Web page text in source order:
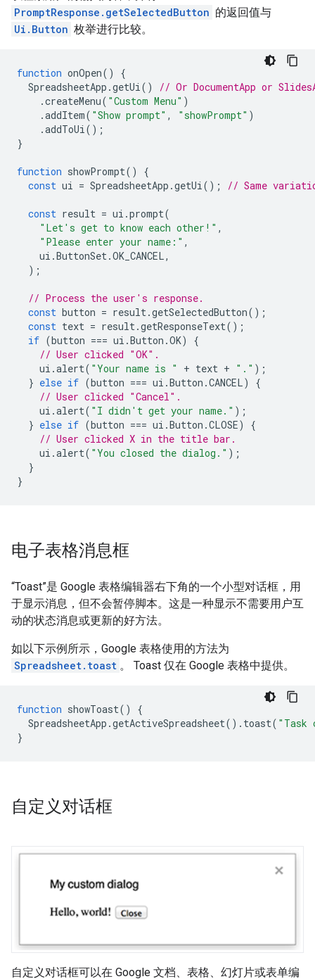
PromptResponse.getSelectedButton 的返回值与
Ui.Button 枚举进行比较。
function onOpen()
{
SpreadsheetApp .getUi()
// Or DocumentApp or
.createMenu( "Custom Menu" )
.addItem( "Show prompt" , "showPrompt" )
.addToUi();
}
function showPrompt()
{
const ui = SpreadsheetApp .getUi(); // Same
const result = ui .prompt(
"Let's get to know each other!" ,
"Please enter your name:" ,
ui .ButtonSet.OK_CANCEL,
);
// Process the user's response.
const button = result.getSelectedButton();
const text = result.getResponseText();
if (button === ui .Button .OK)
{
// User clicked "OK".
ui .alert( "Your name is " + text + "." );
} else if (button === ui .Button .CANCEL)
{
// User clicked "Cancel".
ui .alert( "I didn't get your name." );
} else if (button === ui .Button .CLOSE)
{
// User clicked X in the title bar.
ui .alert( "You closed the dialog." );
}
}
电子表格消息框
“Toast”是 Google 表格编辑器右下角的一个小型对话框，用
于显示消息，但不会暂停脚本。这是一种显示不需要用户互
动的状态消息或更新的好方法。
如以下示例所示，Google 表格使用的方法为
Spreadsheet.toast 。 Toast 仅在 Google 表格中提供。
function showToast()
{
SpreadsheetApp .getActiveSpreadsheet(). toast( "Task
}
自定义对话框
自定义对话框可以在 Google 文档、表格、幻灯片或表单编